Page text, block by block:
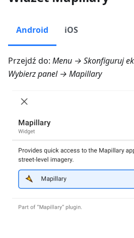
Android iOS
Przejdź do: Menu → Skonfiguruj
Wybierz panel → Mapillary